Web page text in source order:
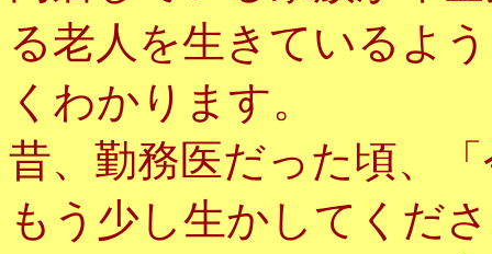
る老人を生きているよ
くわかります。
昔、勤務医だった頃、
もう少し生かしてくだ